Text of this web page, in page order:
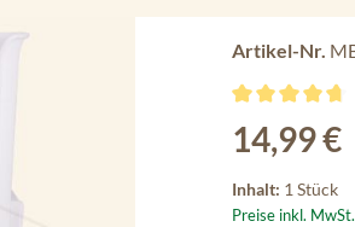
Artikel-Nr.
Regulärer Preis:
14,99 €
Inhalt: 1 Stück
Preise inkl.